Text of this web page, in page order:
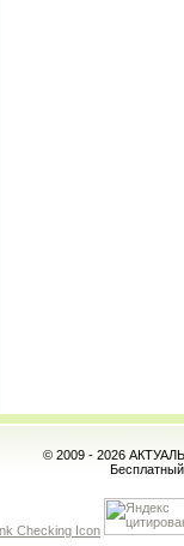
© 2009 - 2026